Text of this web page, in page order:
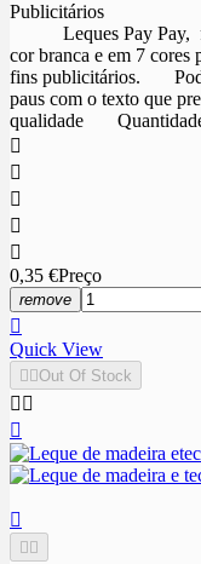
Publicitários
Leques Pay Pay,
cor branca e em 7 cores
fins publicitários.
paus com o texto que
qualidade Quantidade





0,35 €Preço
remove

Quick View
 Out Of Stock
 


 